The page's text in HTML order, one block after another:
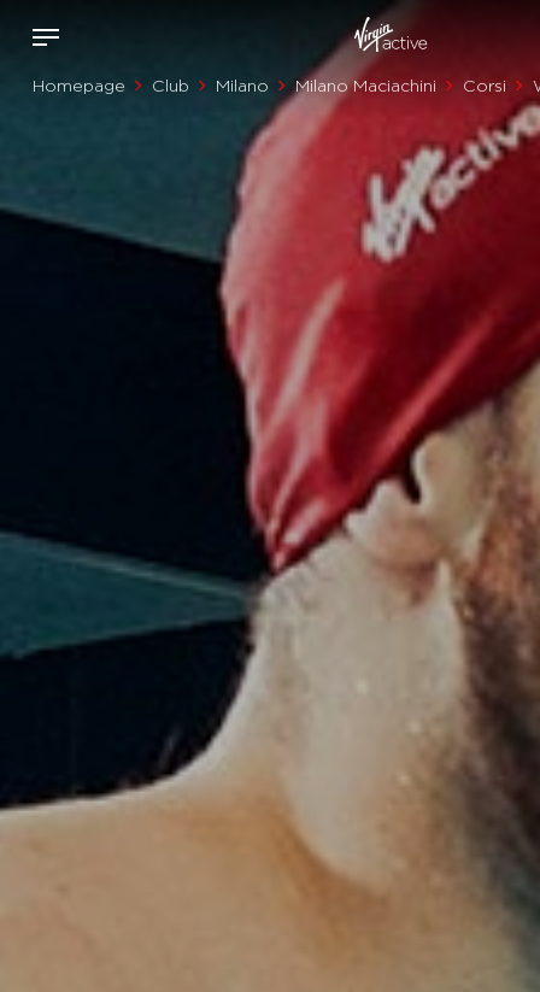
Homepage Club Milano Milano Maciachini Corsi